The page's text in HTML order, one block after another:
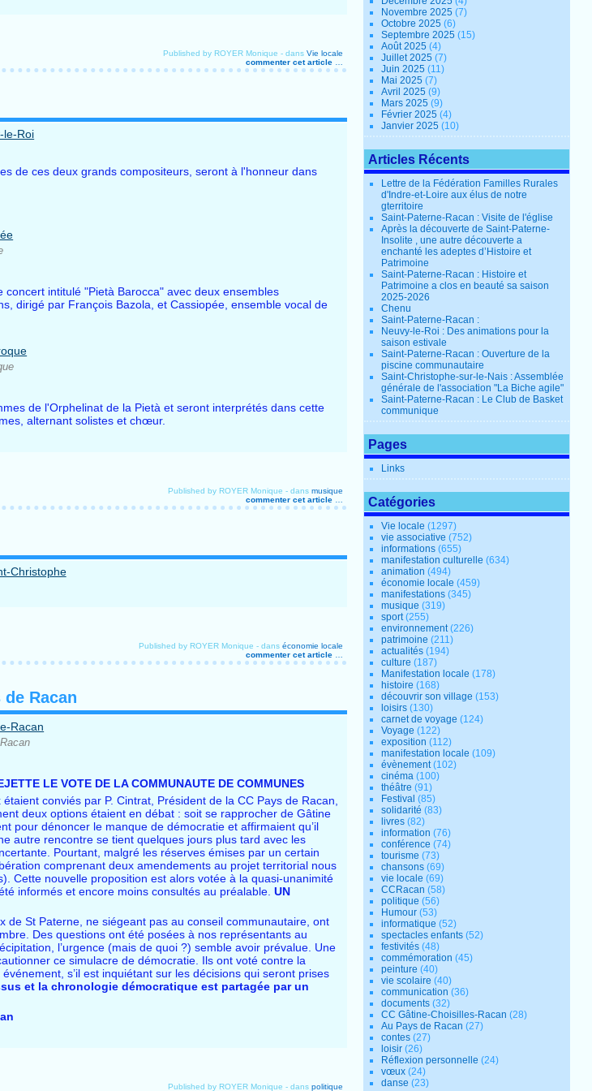
Published by ROYER Monique -dans Vie locale
commenter cet article
de ces deux grands compositeurs, seront à l'honneur dans
intitulé "Pietà Barocca" avec deux ensembles
dirigé par François Bazola, et Cassiopée, ensemble vocal de
de l'Orphelinat de la Pietà et seront interprétés dans cette
alternant solistes et chœur.
Published by ROYER Monique -dans musique
commenter cet article
Published by ROYER Monique -dans économie locale
commenter cet article
Racan
LE VOTE DE LA COMMUNAUTE DE COMMUNES
conviés par P. Cintrat, Président de la CC Pays de Racan,
deux options étaient en débat : soit se rapprocher de Gâtine
pour dénoncer le manque de démocratie et affirmaient qu’il
autre rencontre se tient quelques jours plus tard avec les
Pourtant, malgré les réserves émises par un certain
comprenant deux amendements au projet territorial nous
Cette nouvelle proposition est alors votée à la quasi-unanimité
informés et encore moins consultés au préalable. UN
de St Paterne, ne siégeant pas au conseil communautaire, ont
Des questions ont été posées à nos représentants au
l’urgence (mais de quoi ?) semble avoir prévalue. Une
ce simulacre de démocratie. Ils ont voté contre la
s’il est inquiétant sur les décisions qui seront prises
et la chronologie démocratique est partagée par un
Published by ROYER Monique -dans politique
Novembre 2025(7)
Octobre 2025(6)
Septembre 2025(15)
Août 2025(4)
Juillet 2025(7)
Juin 2025(11)
Mai 2025(7)
Avril 2025(9)
Mars 2025(9)
Février 2025(4)
Janvier 2025(10)
Articles Récents
Lettre de la Fédération Familles Rurales
d'Indre-et-Loire aux élus de notre
gterritoire
Saint-Paterne-Racan : Visite de l'église
Après la découverte de Saint-Paterne-
Insolite , une autre découverte a
enchanté les adeptes d’Histoire et
Patrimoine
Saint-Paterne-Racan : Histoire et
Patrimoine a clos en beauté sa saison
2025-2026
Chenu
Saint-Paterne-Racan :
Neuvy-le-Roi : Des animations pour la
saison estivale
Saint-Paterne-Racan : Ouverture de la
piscine communautaire
Saint-Christophe-sur-le-Nais : Assemblée
générale de l'association "La Biche agile"
Saint-Paterne-Racan : Le Club de Basket
communique
Pages
Links
Catégories
Vie locale (1297)
vie associative (752)
informations (655)
manifestation culturelle (634)
animation (494)
économie locale (459)
manifestations (345)
musique (319)
sport(255)
environnement(226)
patrimoine (211)
actualités (194)
culture (187)
Manifestation locale (178)
histoire (168)
découvrir son village (153)
loisirs (130)
carnet de voyage (124)
Voyage (122)
exposition (112)
manifestation locale (109)
évènement(102)
cinéma (100)
théâtre (91)
Festival (85)
solidarité (83)
livres (82)
information (76)
conférence (74)
tourisme (73)
chansons (69)
vie locale (69)
CCRacan (58)
politique (56)
Humour (53)
informatique (52)
spectacles enfants (52)
festivités (48)
commémoration (45)
peinture (40)
vie scolaire (40)
communication (36)
documents (32)
CC Gâtine-Choisilles-Racan (28)
Au Pays de Racan (27)
contes (27)
loisir (26)
Réflexion personnelle (24)
vœux (24)
danse (23)